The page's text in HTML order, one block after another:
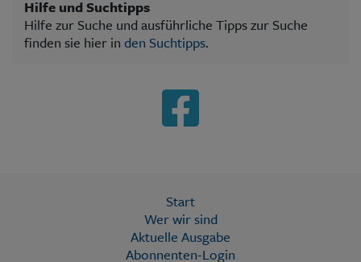
Hilfe und Suchtipps
Hilfe zur Suche und ausführliche Tipps zur Suche
finden sie hier in den Suchtipps.
Start
Wer wir sind
Aktuelle Ausgabe
Abonnenten-Login